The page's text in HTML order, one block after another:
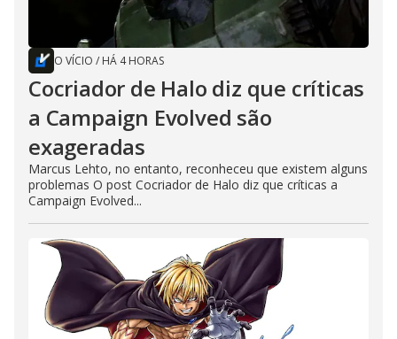
O VÍCIO / HÁ 4 HORAS
Cocriador de Halo diz que críticas
a Campaign Evolved são
exageradas
Marcus Lehto, no entanto, reconheceu que existem alguns
problemas O post Cocriador de Halo diz que críticas a
Campaign Evolved...